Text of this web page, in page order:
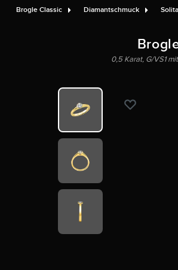
Brogle Classic Diamantschmuck
0,5 Karat, G/VS1